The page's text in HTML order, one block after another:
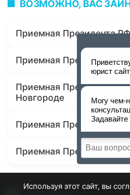
ВОЗМОЖНО, ВАС
Приемная Президента
Приемная Президента
Приемная Президента
Новгороде
Приемная Президента РФ
Приемная Президента
Используя этот сайт, вы